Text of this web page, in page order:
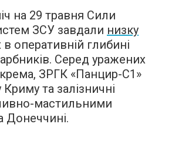
на 29 травня Сили
ЗСУ завдали низку
в оперативній глибині
Серед уражених
ЗРГК «Панцир-С1»
та залізничні
мастильними
Донеччині.